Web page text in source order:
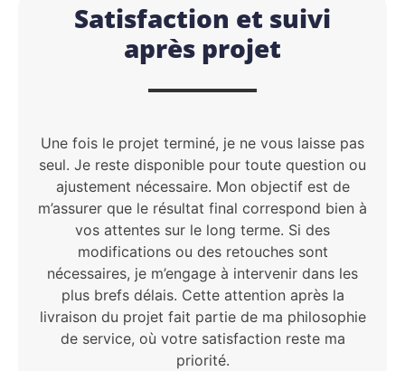
Satisfaction et suivi
après projet
Une fois le projet terminé, je ne vous laisse pas
seul. Je reste disponible pour toute question ou
ajustement nécessaire. Mon objectif est de
m’assurer que le résultat final correspond bien à
vos attentes sur le long terme. Si des
modifications ou des retouches sont
nécessaires, je m’engage à intervenir dans les
plus brefs délais. Cette attention après la
livraison du projet fait partie de ma philosophie
de service, où votre satisfaction reste ma
priorité.